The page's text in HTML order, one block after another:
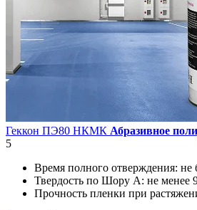
Геккон ПЭ80 НКМК Абразивное
5
Время полного отверждения: не
Твердость по Шору А: не менее
Прочность пленки при